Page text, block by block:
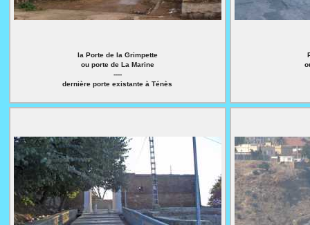
la Porte de la Grimpette
ou porte de La Marine
----
dernière porte existante à Ténès